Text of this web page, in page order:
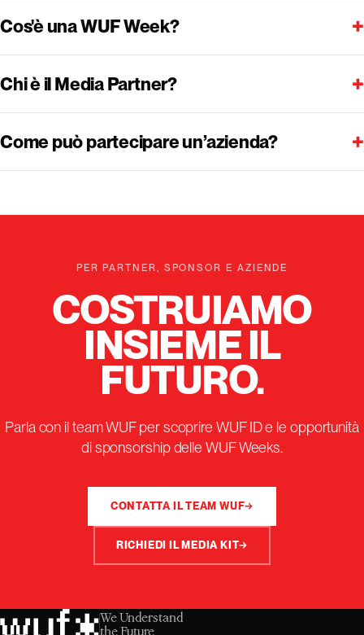
Cos'è una WUF Week? +
Chi è il Media Partner? +
Come può partecipare un’azienda? +
PER PARTNER, SPONSOR E AZIENDE
COSTRUIAMO
INSIEME IL
FUTURO.
Parla con il team WUF per scoprire WUF ID e le opportunità
di sponsorship delle WUF Weeks.
CONTATTA IL TEAM WUF→
RICHIEDI IL MEDIA KIT→
We Understand
the Future